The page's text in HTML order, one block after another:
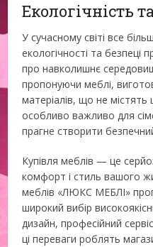
Екологічність
У сучасному світі все
екологічності та безпеці
про навколишнє
пропонуючи меблі,
матеріалів, що не
особливо важливо для
прагне створити
Купівля меблів — це
комфорт і стиль вашого
меблів «ЛЮКС МЕБЛІ»
широкий вибір
дизайн, професійний
ці переваги роблять